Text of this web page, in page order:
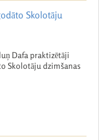
Skolotāju
Dafa praktizētāji
Skolotāju dzimšanas